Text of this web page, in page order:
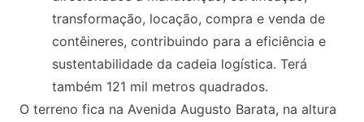
transformação, locação, compra e venda de
contêineres, contribuindo para a eficiência e
sustentabilidade da cadeia logística. Terá
também 121 mil metros quadrados.
O terreno fica na Avenida Augusto Barata, na altura